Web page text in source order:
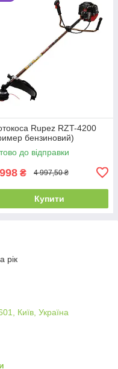
Rupez RZT-4200
бензиновий)
до відправки
₴ 4 997,50 ₴
Купити
рік
Київ, Україна